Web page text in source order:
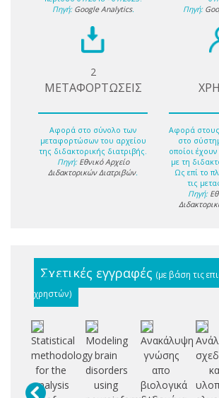
Πηγή: Google Analytics.
Πηγή:
2
ΜΕΤΑΦΟΡΤΩΣΕΙΣ
Αφορά στο σύνολο των
μεταφορτώσων του αρχείου
της διδακτορικής διατριβής.
Πηγή: Εθνικό Αρχείο
Διδακτορικών Διατριβών.
Αφορά στους
στο
οποίοι
με τη
Ως επί το
τις
Πηγή:
Σχετικές εγγραφές (με βάση τις
χρηστών)
Statistical
methodology
for the
analysis
Modeling
brain
disorders
using
Ανακάλυψη
γνώσης
απο
βιολογικά